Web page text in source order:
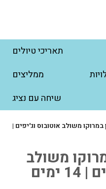
תאריכי טיולים
ממליצים
שיחה עם נציג
במרוקו משולב אוטובוס וג'יפים |
משולב
ימים